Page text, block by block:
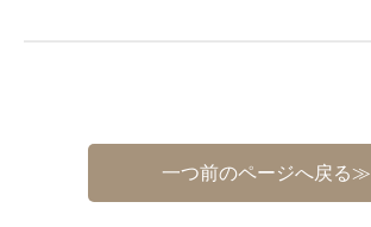
一つ前のページへ戻る≫